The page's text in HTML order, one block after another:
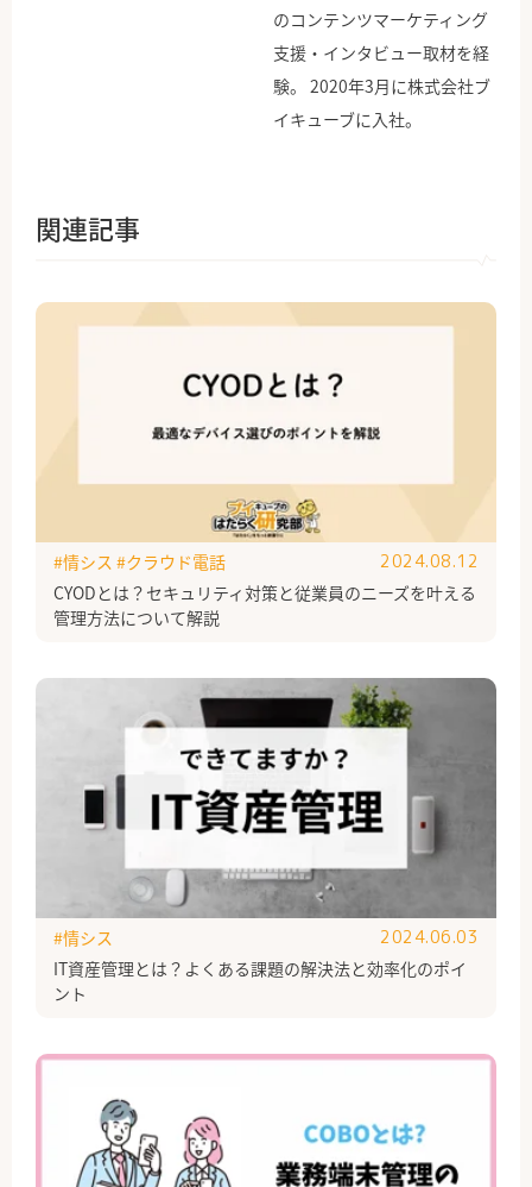
のコンテンツマーケティング
支援・インタビュー取材を経
験。 2020年3月に株式会社ブ
イキューブに入社。
関連記事
CYODとは？セキュリティ対策と従業員のニーズを叶える
管理方法について解説
#情シス #クラウド電話 2024.08.12
IT資産管理とは？よくある課題の解決法と効率化のポイ
ント
#情シス 2024.06.03